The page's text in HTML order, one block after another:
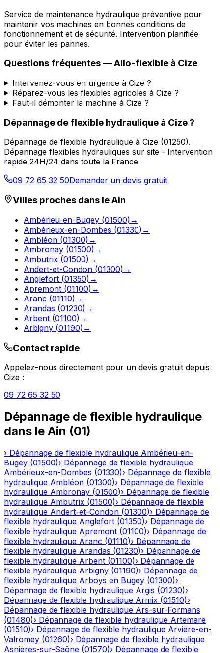
Service de maintenance hydraulique préventive pour
maintenir vos machines en bonnes conditions de
fonctionnement et de sécurité. Intervention planifiée
pour éviter les pannes.
Questions fréquentes —Allo-flexible à Cize
Intervenez-vous en urgence à Cize ?
Réparez-vous les flexibles agricoles à Cize ?
Faut-il démonter la machine à Cize ?
Dépannage de flexible hydraulique à Cize?
Dépannage de flexible hydraulique à Cize (01250).
Dépannage flexibles hydrauliques sur site - Intervention
rapide 24H/24 dans toute la France
09 72 65 32 50Demander un devis gratuit
Villes proches dans leAin
Ambérieu-en-Bugey (01500) →
Ambérieux-en-Dombes (01330) →
Ambléon (01300) →
Ambronay (01500) →
Ambutrix (01500) →
Andert-et-Condon (01300) →
Anglefort (01350) →
Apremont (01100) →
Aranc (01110) →
Arandas (01230) →
Arbent (01100) →
Arbigny (01190) →
Contact rapide
Appelez-nous directement pour un devis gratuit depuis
Cize :
09 72 65 32 50
Dépannage de flexible hydraulique
dans le Ain (01)
› Dépannage de flexible hydraulique Ambérieu-en-
Bugey (01500)› Dépannage de flexible hydraulique
Ambérieux-en-Dombes (01330)› Dépannage de flexible
hydraulique Ambléon (01300)› Dépannage de flexible
hydraulique Ambronay (01500)› Dépannage de flexible
hydraulique Ambutrix (01500)› Dépannage de flexible
hydraulique Andert-et-Condon (01300)› Dépannage de
flexible hydraulique Anglefort (01350)› Dépannage de
flexible hydraulique Apremont (01100)› Dépannage de
flexible hydraulique Aranc (01110)› Dépannage de
flexible hydraulique Arandas (01230)› Dépannage de
flexible hydraulique Arbent (01100)› Dépannage de
flexible hydraulique Arbigny (01190)› Dépannage de
flexible hydraulique Arboys en Bugey (01300)›
Dépannage de flexible hydraulique Argis (01230)›
Dépannage de flexible hydraulique Armix (01510)›
Dépannage de flexible hydraulique Ars-sur-Formans
(01480)› Dépannage de flexible hydraulique Artemare
(01510)› Dépannage de flexible hydraulique Arvière-en-
Valromey (01260)› Dépannage de flexible hydraulique
Asnières-sur-Saône (01570)› Dépannage de flexible